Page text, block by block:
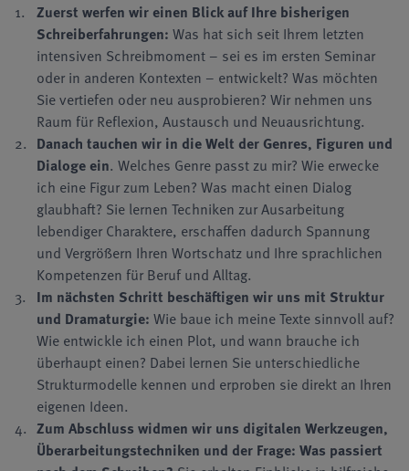
Zuerst werfen wir einen Blick auf Ihre bisherigen
Schreiberfahrungen: Was hat sich seit Ihrem letzten
intensiven Schreibmoment – sei es im ersten Seminar
oder in anderen Kontexten – entwickelt? Was möchten
Sie vertiefen oder neu ausprobieren? Wir nehmen uns
Raum für Reflexion, Austausch und Neuausrichtung.
Danach tauchen wir in die Welt der Genres, Figuren und
Dialoge ein. Welches Genre passt zu mir? Wie erwecke
ich eine Figur zum Leben? Was macht einen Dialog
glaubhaft? Sie lernen Techniken zur Ausarbeitung
lebendiger Charaktere, erschaffen dadurch Spannung
und Vergrößern Ihren Wortschatz und Ihre sprachlichen
Kompetenzen für Beruf und Alltag.
Im nächsten Schritt beschäftigen wir uns mit Struktur
und Dramaturgie: Wie baue ich meine Texte sinnvoll auf?
Wie entwickle ich einen Plot, und wann brauche ich
überhaupt einen? Dabei lernen Sie unterschiedliche
Strukturmodelle kennen und erproben sie direkt an Ihren
eigenen Ideen.
Zum Abschluss widmen wir uns digitalen Werkzeugen,
Überarbeitungstechniken und der Frage: Was passiert